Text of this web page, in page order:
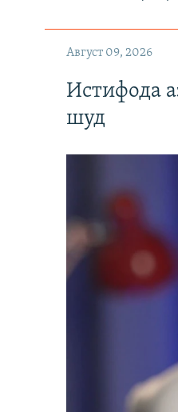
Август 09, 2026
Истифода
шуд